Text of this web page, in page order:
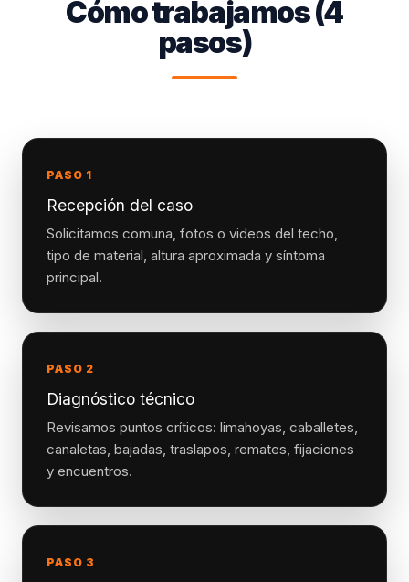
Cómo trabajamos (4
pasos)
PASO 1
Recepción del caso
Solicitamos comuna, fotos o videos del techo,
tipo de material, altura aproximada y síntoma
principal.
PASO 2
Diagnóstico técnico
Revisamos puntos críticos: limahoyas, caballetes,
canaletas, bajadas, traslapos, remates, fijaciones
y encuentros.
PASO 3